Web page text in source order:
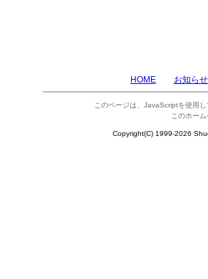
HOME お知らせ
このページは、JavaScriptを使用
このホー
Copyright(C) 1999-2026